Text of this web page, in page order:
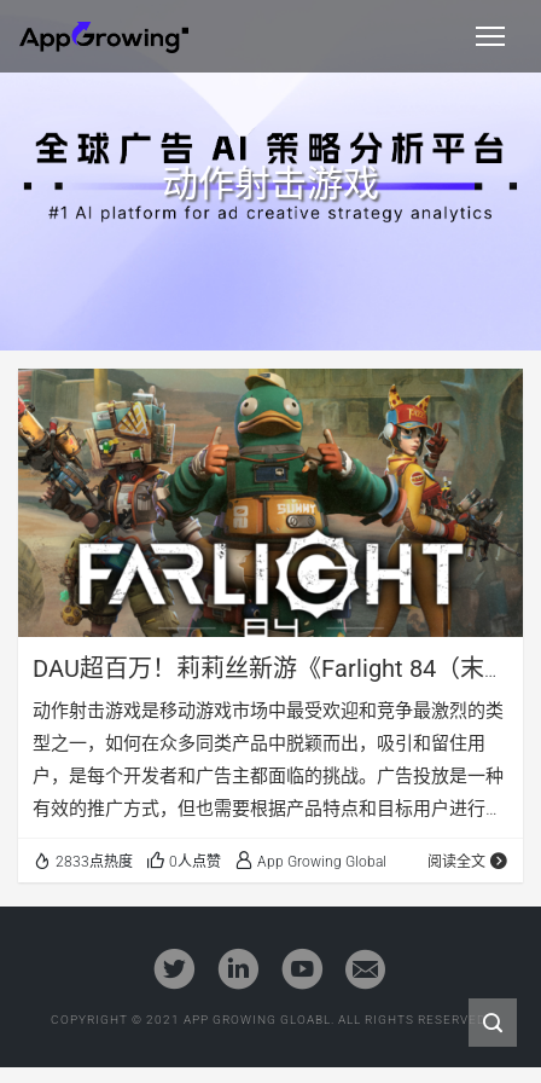
动作射击游戏
DAU超百万！莉莉丝新游《Farlight 84（末日
余晖）》起死回生？ | AppGrowing
动作射击游戏是移动游戏市场中最受欢迎和竞争最激烈的类
型之一，如何在众多同类产品中脱颖而出，吸引和留住用
户，是每个开发者和广告主都面临的挑战。广告投放是一种
有效的推广方式，但也需要根据产品特点和目标用户进行精
2833点热度 0人点赞 App Growing Global 阅读全文
COPYRIGHT © 2021 APP GROWING GLOABL. ALL RIGHTS RESERVED.